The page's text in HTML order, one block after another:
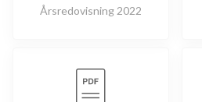
Årsredovisning 2022